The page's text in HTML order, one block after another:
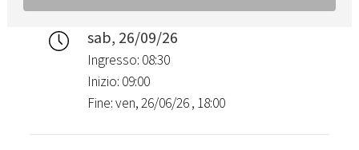
sab, 26/09/26
Ingresso: 08:30
Inizio: 09:00
Fine: ven, 26/06/26 , 18:00